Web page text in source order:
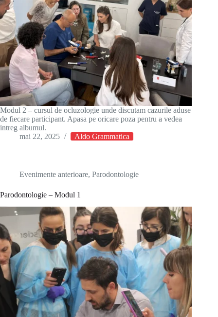
Modul 2 – cursul de ocluzologie unde discutam cazurile aduse
de fiecare participant. Apasa pe oricare poza pentru a vedea
intreg albumul.
mai 22, 2025
Aldo Grammatica
Evenimente anterioare, Parodontologie
Parodontologie – Modul 1